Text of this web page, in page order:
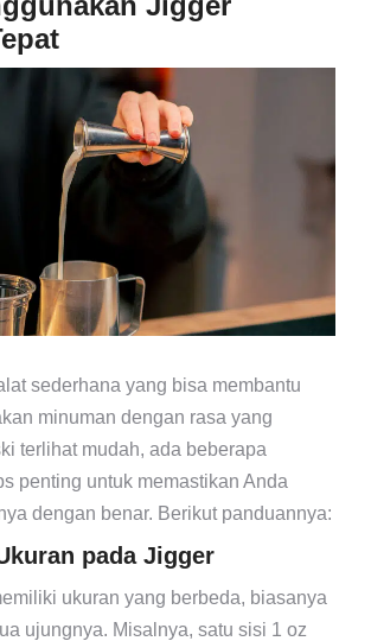
sederhana yang bisa membantu
minuman dengan rasa yang
terlihat mudah, ada beberapa
penting untuk memastikan Anda
dengan benar. Berikut panduannya:
pada Jigger
ukuran yang berbeda, biasanya
ujungnya. Misalnya, satu sisi 1 oz